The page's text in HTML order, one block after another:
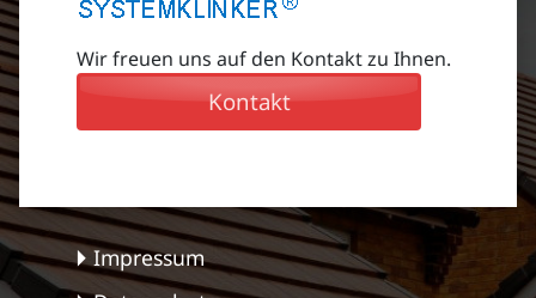
Wir freuen uns auf den Kontakt zu Ihnen.
Kontakt
Impressum